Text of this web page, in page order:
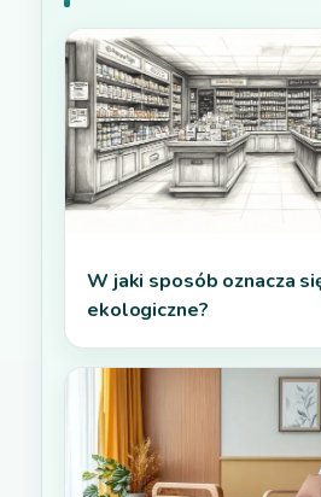
W jaki sposób oznacza
ekologiczne?